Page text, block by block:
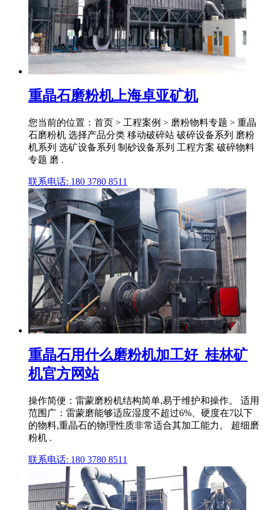
重晶石磨粉机上海卓亚矿机
您当前的位置：首页 > 工程案例 > 磨粉物料专题 > 重晶
石磨粉机 选择产品分类 移动破碎站 破碎设备系列 磨粉
机系列 选矿设备系列 制砂设备系列 工程方案 破碎物料
专题 磨 .
联系电话: 180 3780 8511
重晶石用什么磨粉机加工好_桂林矿
机官方网站
操作简便：雷蒙磨粉机结构简单,易于维护和操作。 适用
范围广：雷蒙磨能够适应湿度不超过6%、硬度在7以下
的物料,重晶石的物理性质非常适合其加工能力。 超细磨
粉机 .
联系电话: 180 3780 8511